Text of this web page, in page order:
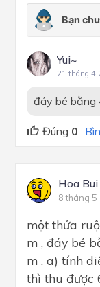
Yui~
21 tháng 4
đáy bé bằng
Đúng 0
Hoa Bui
8 tháng 5
một thửa
m , đáy bé
m . a) tính
thì thu được